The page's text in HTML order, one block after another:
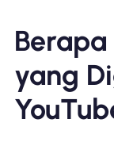
yang